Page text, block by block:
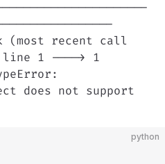
(most recent call
1 ----> 1
does not support
python